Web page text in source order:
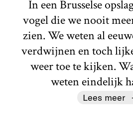
In een Brusselse
vogel die we nooit
zien. We weten al
verdwijnen en toch
weer toe te kijken.
weten eindelijk
Lees meer